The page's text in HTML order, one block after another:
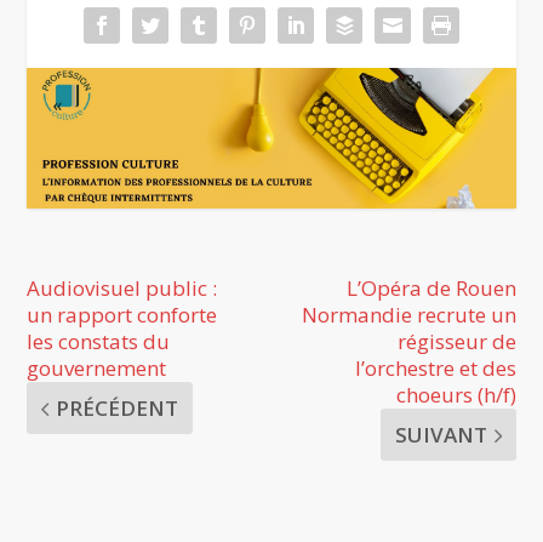
Audiovisuel public :
un rapport conforte
les constats du
gouvernement
PRÉCÉDENT
L’Opéra de Rouen
Normandie recrute un
régisseur de
l’orchestre et des
choeurs (h/f)
SUIVANT